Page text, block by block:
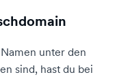
unter den
sind, hast du bei